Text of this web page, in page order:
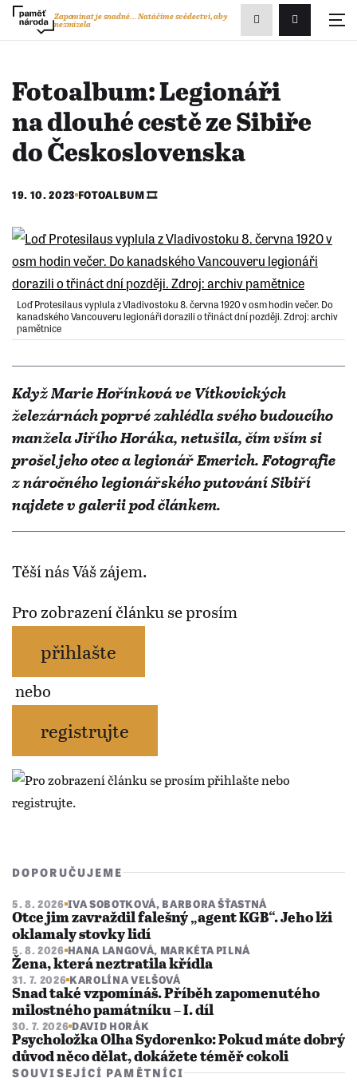
Přihlášení/
Zapomínat je snadné...Natáčíme svědectví, aby
nezmizela
Zobrazit
vyhledávání
Fotoalbum: Legionáři
na dlouhé cestě ze Sibiře
do Československa
19. 10. 2023 FOTOALBUM 🎞️
Loď Protesilaus vyplula z Vladivostoku 8. června 1920 v osm hodin večer. Do
kanadského Vancouveru legionáři dorazili o třináct dní později. Zdroj: archiv
pamětnice
Když Marie Hořínková ve Vítkovických
železárnách poprvé zahlédla svého budoucího
manžela Jiřího Horáka, netušila, čím vším si
prošel jeho otec a legionář Emerich. Fotografie
z náročného legionářského putování Sibiří
najdete v galerii pod článkem.
Těší nás Váš zájem.
Pro zobrazení článku se prosím
přihlašte
nebo
registrujte
DOPORUČUJEME
5. 8. 2026 IVA SOBOTKOVÁ, BARBORA ŠŤASTNÁ
Otce jim zavraždil falešný „agent KGB“. Jeho lži
oklamaly stovky lidí
5. 8. 2026 HANA LANGOVÁ, MARKÉTA PILNÁ
Žena, která neztratila křídla
31. 7. 2026 KAROLÍNA VELŠOVÁ
Snad také vzpomínáš. Příběh zapomenutého
milostného památníku – I. díl
30. 7. 2026 DAVID HORÁK
Psycholožka Olha Sydorenko: Pokud máte dobrý
důvod něco dělat, dokážete téměř cokoli
SOUVISEJÍCÍ PAMĚTNÍCI